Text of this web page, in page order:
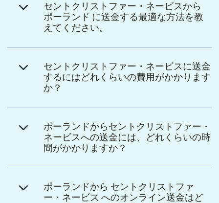
セントクリストファー・ネービスから
ポーランド に送金する最適な方法を教
えてください。
セントクリストファー・ネービスに送金
するにはどれくらいの費用がかかります
か？
ポーランドからセントクリストファー・
ネービスへの送金には、どれくらいの時
間がかかりますか？
ポーランドから セントクリストファ
ー・ネービス へのオンライン送金はど